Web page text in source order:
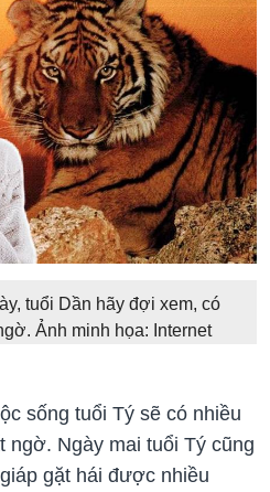
tuổi Dần hãy đợi xem, có
Ảnh minh họa: Internet
sống tuổi Tý sẽ có nhiều
ngờ. Ngày mai tuổi Tý cũng
gặt hái được nhiều